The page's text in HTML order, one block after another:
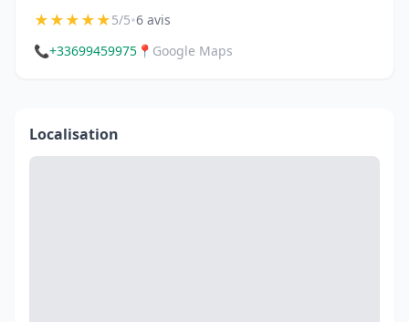
★★★★★5/5•6 avis
📞+33699459975 📍 Google Maps
Localisation